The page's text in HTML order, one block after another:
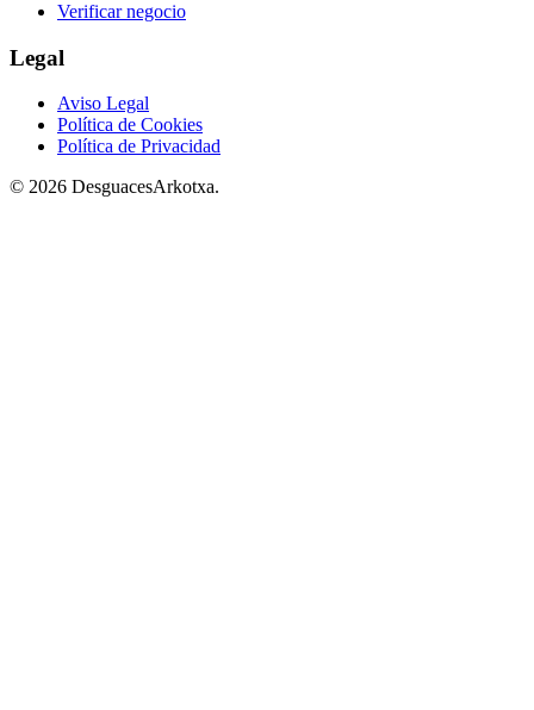
Verificar negocio
Legal
Aviso Legal
Política de Cookies
Política de Privacidad
© 2026 DesguacesArkotxa.